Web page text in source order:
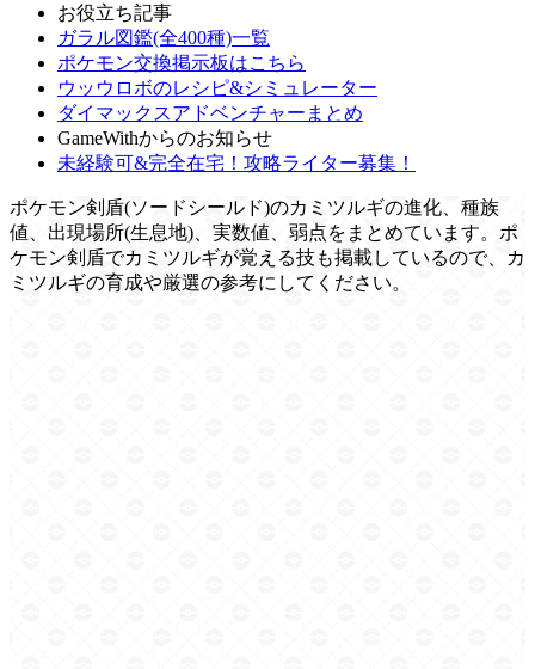
お役立ち記事
ガラル図鑑(全400種)一覧
ポケモン交換掲示板はこちら
ウッウロボのレシピ&シミュレーター
ダイマックスアドベンチャーまとめ
GameWithからのお知らせ
未経験可&完全在宅！攻略ライター募集！
ポケモン剣盾(ソードシールド)のカミツルギの進化、種族
値、出現場所(生息地)、実数値、弱点をまとめています。ポ
ケモン剣盾でカミツルギが覚える技も掲載しているので、カ
ミツルギの育成や厳選の参考にしてください。